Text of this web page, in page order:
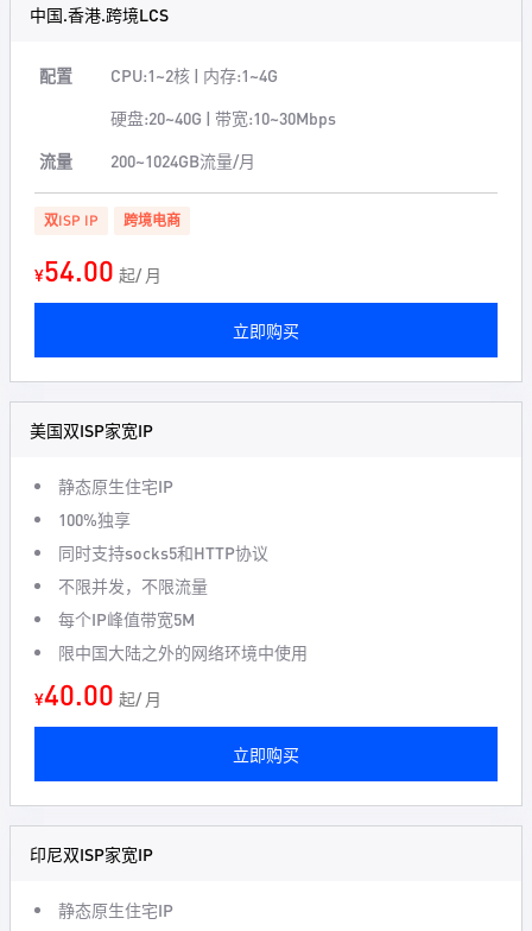
中国.香港.跨境LCS
配置
CPU:1~2核 | 内存:1~4G
硬盘:20~40G | 带宽:10~30Mbps
流量
200~1024GB流量/月
双ISP IP 跨境电商
¥54.00 起/ 月
立即购买
美国双ISP家宽IP
静态原生住宅IP
100%独享
同时支持socks5和HTTP协议
不限并发，不限流量
每个IP峰值带宽5M
限中国大陆之外的网络环境中使用
¥40.00 起/ 月
立即购买
印尼双ISP家宽IP
静态原生住宅IP